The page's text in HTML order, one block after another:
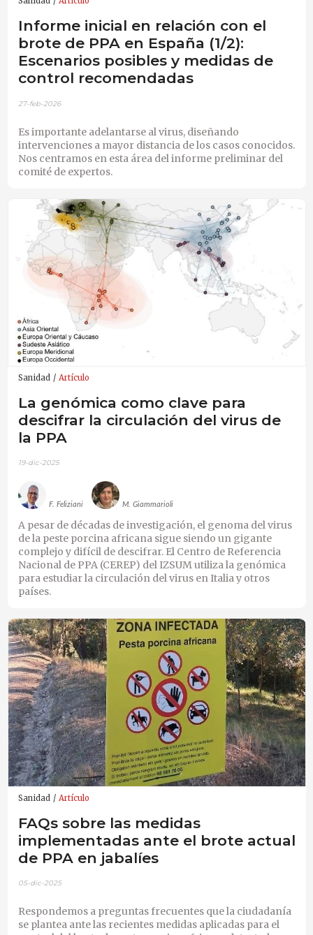
Informe inicial en relación con el
brote de PPA en España (1/2):
Escenarios posibles y medidas de
control recomendadas
27-feb-2026
Es importante adelantarse al virus, diseñando
intervenciones a mayor distancia de los casos conocidos.
Nos centramos en esta área del informe preliminar del
comité de expertos.
Sanidad Artículo
La genómica como clave para
descifrar la circulación del virus de
la PPA
19-dic-2025
F. Feliziani M. Giammarioli
A pesar de décadas de investigación, el genoma del virus
de la peste porcina africana sigue siendo un gigante
complejo y difícil de descifrar. El Centro de Referencia
Nacional de PPA (CEREP) del IZSUM utiliza la genómica
para estudiar la circulación del virus en Italia y otros
países.
Sanidad Artículo
FAQs sobre las medidas
implementadas ante el brote actual
de PPA en jabalíes
05-dic-2025
Respondemos a preguntas frecuentes que la ciudadanía
se plantea ante las recientes medidas aplicadas para el